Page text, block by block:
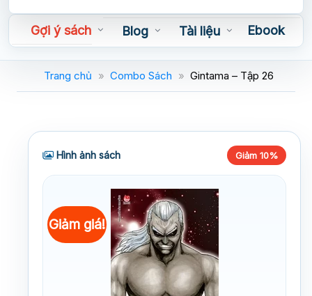
Gợi ý sách Blog Tài liệu
Ebook
Sách nói
Trang chủ » Combo Sách » Gintama – Tập 26
Hình ảnh sách Giảm 10%
Giảm giá!